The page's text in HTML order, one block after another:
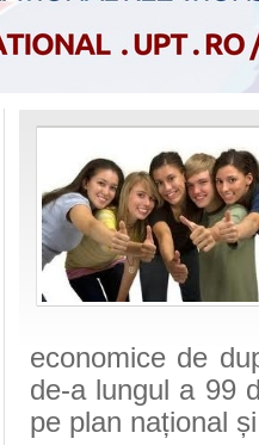
economice de
de-a lungul a 99
pe plan național